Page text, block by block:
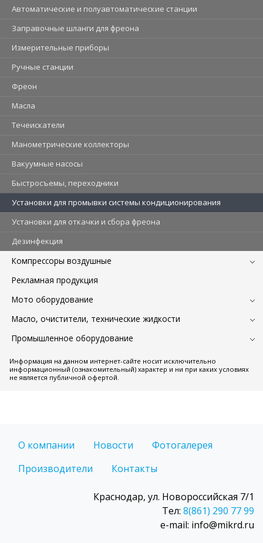
Автоматические и полуавтоматические станции
Заправочные шланги для фреона
Измерительные приборы
Ручные станции
Фреон
Масла
Течеискатели
Манометрические коллекторы
Вакуумные насосы
Быстросъемы, переходники
Установки для промывки системы кондиционирования
Установки для откачки и сбора фреона
Дезинфекция
Компрессоры воздушные
Рекламная продукция
Мото оборудование
Масло, очистители, технические жидкости
Промышленное оборудование
Информация на данном интернет-сайте носит исключительно
информационный (ознакомительный) характер и ни при каких условиях
не является публичной офертой.
О компании Новости
Фотогалерея
Производители
Контакты
Краснодар, ул. Новороссийская 7/1
Тел: 8(861) 290 77 99
e-mail: info@mikrd.ru